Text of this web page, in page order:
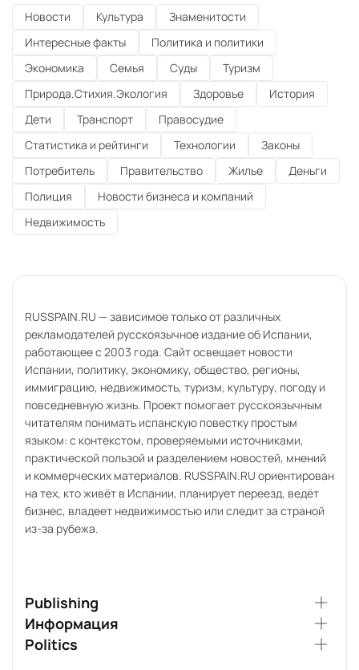
Новости Культура
Знаменитости
Интересные факты
Политика и политики
Экономика
Семья Суды
Туризм
Природа.Стихия.Экология
Здоровье
История
Дети
Транспорт
Правосудие
Статистика и рейтинги
Технологии
Законы
Потребитель
Правительство Жилье
Деньги
Полиция
Новости бизнеса и компаний
Недвижимость
RUSSPAIN.RU — зависимое только от различных
рекламодателей русскоязычное издание об Испании,
работающее с 2003 года. Сайт освещает новости
Испании, политику, экономику, общество, регионы,
иммиграцию, недвижимость, туризм, культуру, погоду и
повседневную жизнь. Проект помогает русскоязычным
читателям понимать испанскую повестку простым
языком: с контекстом, проверяемыми источниками,
практической пользой и разделением новостей, мнений
и коммерческих материалов. RUSSPAIN.RU ориентирован
на тех, кто живёт в Испании, планирует переезд, ведёт
бизнес, владеет недвижимостью или следит за страной
из-за рубежа.
Publishing
Информация
Politics